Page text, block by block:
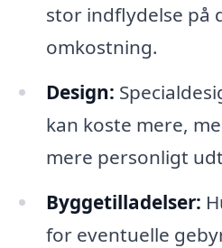
stor indflydelse på
omkostning.
Design:
kan koste mere,
mere personligt
Byggetilladelser:
for eventuelle